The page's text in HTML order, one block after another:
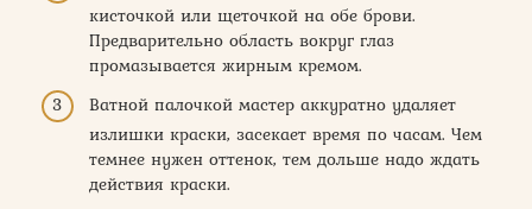
кисточкой или щеточкой на обе брови.
Предварительно область вокруг глаз
промазывается жирным кремом.
Ватной палочкой мастер аккуратно удаляет
излишки краски, засекает время по часам. Чем
темнее нужен оттенок, тем дольше надо ждать
действия краски.